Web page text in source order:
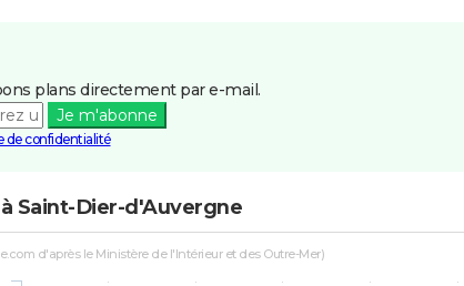
plans directement par e-mail.
Je m'abonne
de confidentialité
Saint-Dier-d'Auvergne
d'après le Ministère de l'Intérieur et des Outre-Mer)